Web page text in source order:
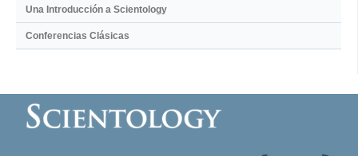
Una Introducción a Scientology
Conferencias Clásicas